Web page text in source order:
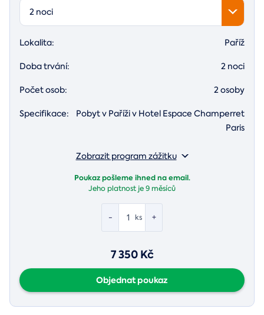
2 noci
Lokalita: Paříž
Doba trvání: 2 noci
Počet osob: 2 osoby
Specifikace:
Pobyt v Paříži v Hotel Espace Champerret
Paris
Zobrazit program zážitku
Poukaz pošleme ihned na email.
Jeho platnost je9 měsíců
- +
ks
7 350 Kč
Objednat poukaz